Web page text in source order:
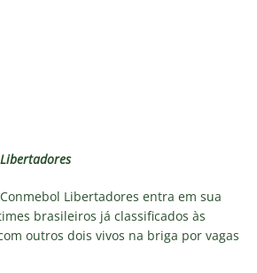
Libertadores entra em sua
brasileiros já classificados às
outros dois vivos na briga por vagas